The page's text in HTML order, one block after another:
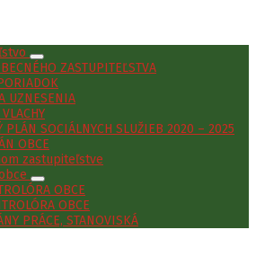
ZASTUPITEĽSTVA
UZNESENIA
PLÁN SOCIÁLNYCH SLUŽIEB 2020 – 2025
OBCE
zastupiteľstve
OBCE
OBCE
PRÁCE, STANOVISKÁ